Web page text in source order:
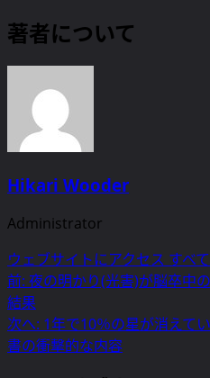
著者について
Hikari Wooder
Administrator
ウェブサイトにアクセス すべ
投
稿
ナ
前: 夜の明かり(光害)が脳卒中
結果
次へ: 1年で10％の星が消えて
書の衝撃的な内容